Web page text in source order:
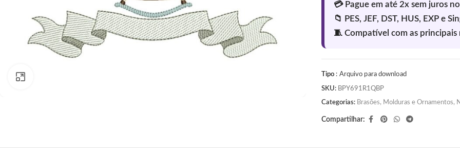
Tipo : Arquivo para download
SKU: BPY691R1QBP
Categorias: Brasões, Molduras e Ornamentos,
Compartilhar: